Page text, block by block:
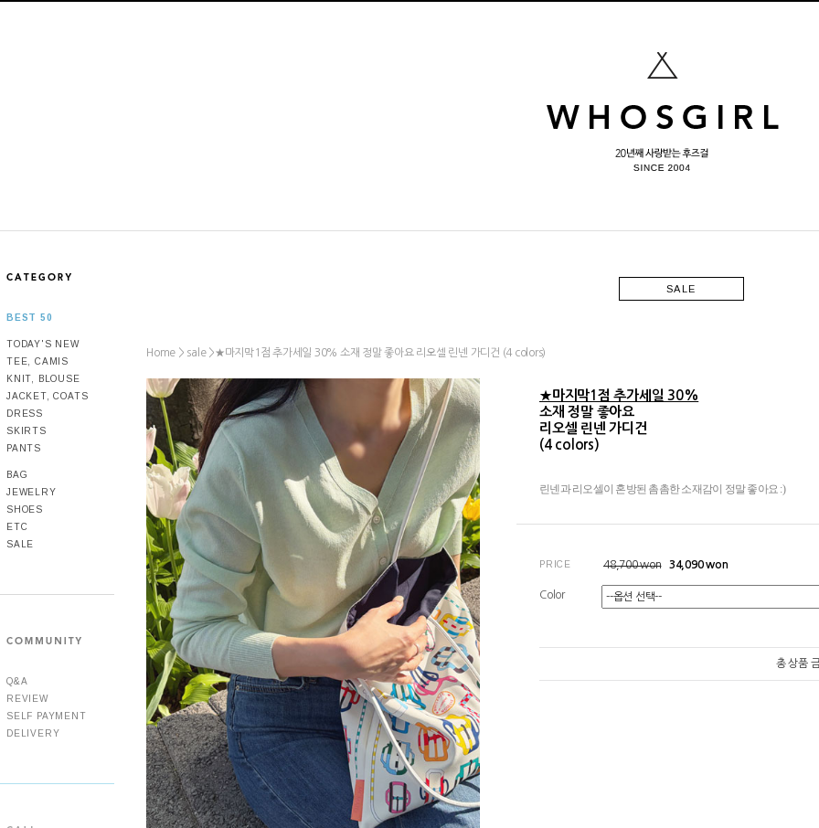
BEST 50
TODAY'S NEW
TEE, CAMIS
KNIT, BLOUSE
JACKET, COATS
DRESS
SKIRTS
PANTS
BAG
JEWELRY
SHOES
ETC
SALE
Q&A
REVIEW
SELF PAYMENT
DELIVERY
SALE
Home > sale >★마지막1점 추가세일 30% 소재 정말 좋아요 리오셀 린넨 가디건 (4 colors)
★마지막1점 추가세일 30%
소재 정말 좋아요
리오셀 린넨 가디건
(4 colors)
린넨과 리오셀이 혼방된 촘촘한 소재감이 정말 좋아요 :)
PRICE 48,700won 34,090won
Color
총 상품